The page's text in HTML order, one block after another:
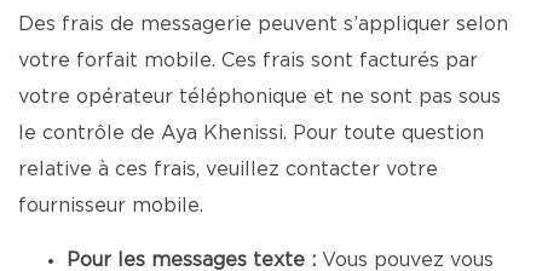
Des frais de messagerie peuvent s’appliquer selon
votre forfait mobile. Ces frais sont facturés par
votre opérateur téléphonique et ne sont pas sous
le contrôle de Aya Khenissi. Pour toute question
relative à ces frais, veuillez contacter votre
fournisseur mobile.
Pour les messages texte : Vous pouvez vous